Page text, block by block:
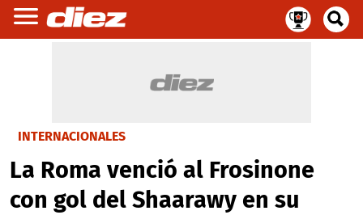
INTERNACIONALES
La Roma venció al Frosinone
con gol del Shaarawy en su